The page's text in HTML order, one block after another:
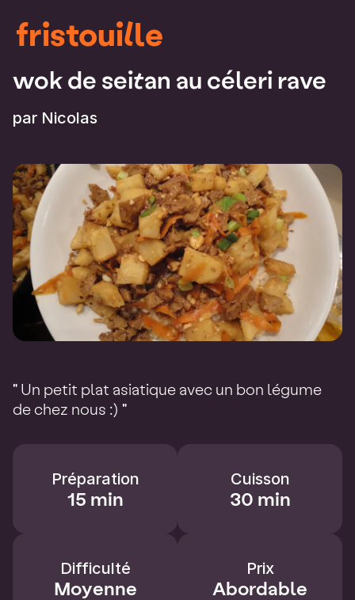
fristouille
wok de seitan au céleri rave
par Nicolas
" Un petit plat asiatique avec un bon légume
de chez nous :) "
Préparation
15 min
Cuisson
30 min
Difficulté
Moyenne
Prix
Abordable